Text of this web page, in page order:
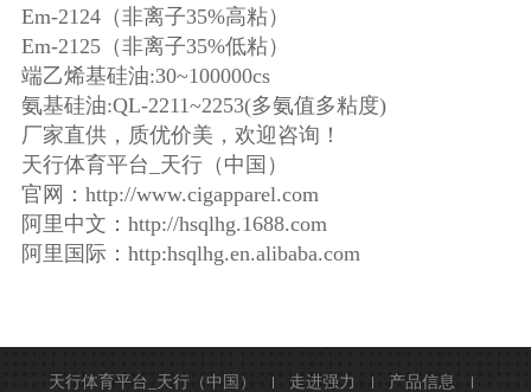
Em-2124（非离子35%高粘）
Em-2125（非离子35%低粘）
端乙烯基硅油:30~100000cs
氨基硅油:QL-2211~2253(多氨值多粘度)
厂家直供，质优价美，欢迎咨询！
天行体育平台_天行（中国）
官网：http://www.cigapparel.com
阿里中文：http://hsqlhg.1688.com
阿里国际：http:hsqlhg.en.alibaba.com
天行体育平台_天行（中国） 走进强力
产品信息